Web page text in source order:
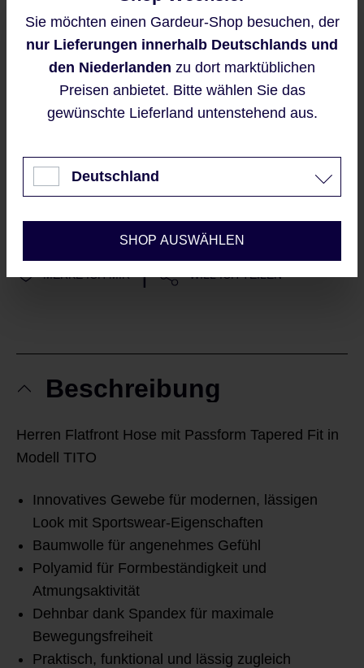
Diese Seite ist durch reCAPTCHA
geschützt und es gelten die
Datenschutzrichtlinie
und
Mit dem Senden Ihrer E-
Mailadresse, erklären Sie sich
und Datenschutzrichtlinien
einverstanden
Sieht gut aus?
MERKE ICH MIR | WILL ICH TEILEN
Beschreibung
Herren Flatfront Hose mit Passform Tapered Fit in
Modell TITO
Innovatives Gewebe für modernen, lässigen
Look mit Sportswear-Eigenschaften
Baumwolle für angenehmes Gefühl
Polyamid für Formbeständigkeit und
Atmungsaktivität
Dehnbar dank Spandex für maximale
Bewegungsfreiheit
Praktisch, funktional und lässig zugleich
Sie möchten einen Gardeur-Shop besuchen, der
nur Lieferungen innerhalb Deutschlands und
den Niederlanden zu dort marktüblichen
Preisen anbietet. Bitte wählen Sie das
gewünschte Lieferland untenstehend aus.
Deutschland
SHOP AUSWÄHLEN
Diese Website verwendet Cookies,
um eine bestmögliche Erfahrung
bieten zu können.
Konfigurieren